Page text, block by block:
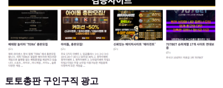
토토총판 구인구직 광고